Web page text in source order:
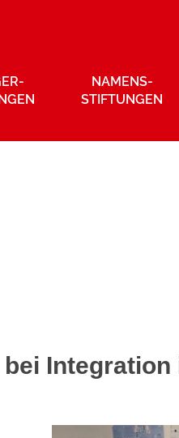
NAMENS­
STIFTUNGEN
Integration